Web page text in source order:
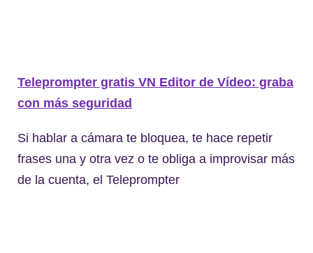
Teleprompter gratis VN Editor de Vídeo: graba
con más seguridad
Si hablar a cámara te bloquea, te hace repetir
frases una y otra vez o te obliga a improvisar más
de la cuenta, el Teleprompter